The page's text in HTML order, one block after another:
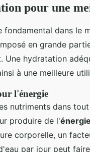
pour une
fondamental dans le
en grande
Une hydratation
à une meilleure
l'énergie
nutriments dans
produire de l'énergie
corporelle, un
par jour peut